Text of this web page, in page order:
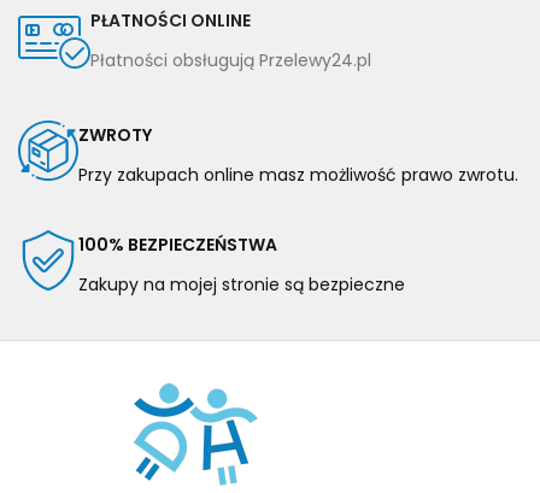
PŁATNOŚCI ONLINE
Płatności obsługują Przelewy24.pl
ZWROTY
Przy zakupach online masz możliwość prawo zwrotu.
100% BEZPIECZEŃSTWA
Zakupy na mojej stronie są bezpieczne